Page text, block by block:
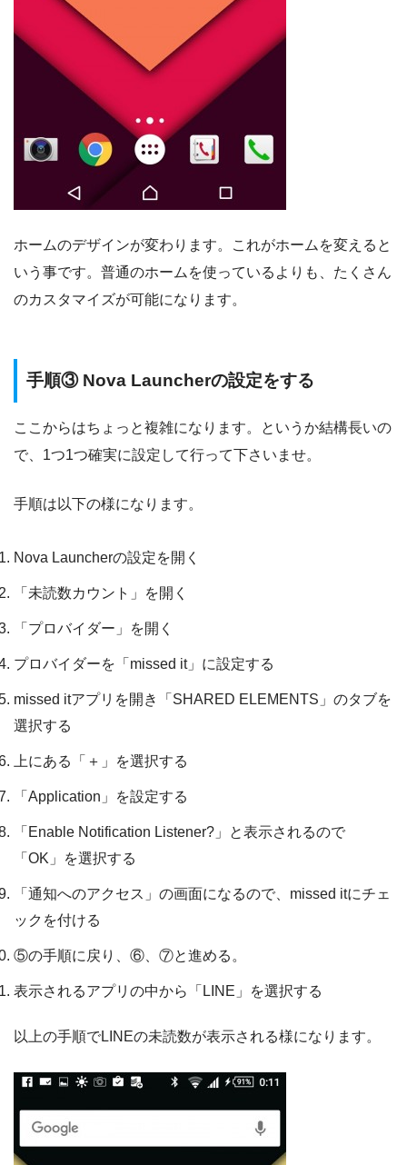
ホームのデザインが変わります。これがホームを変えると
いう事です。普通のホームを使っているよりも、たくさん
のカスタマイズが可能になります。
手順③ Nova Launcherの設定をする
ここからはちょっと複雑になります。というか結構長いの
で、1つ1つ確実に設定して行って下さいませ。
手順は以下の様になります。
Nova Launcherの設定を開く
「未読数カウント」を開く
「プロバイダー」を開く
プロバイダーを「missed it」に設定する
missed itアプリを開き「SHARED ELEMENTS」のタブを
選択する
上にある「＋」を選択する
「Application」を設定する
「Enable Notification Listener?」と表示されるので
「OK」を選択する
「通知へのアクセス」の画面になるので、missed itにチェ
ックを付ける
⑤の手順に戻り、⑥、⑦と進める。
表示されるアプリの中から「LINE」を選択する
以上の手順でLINEの未読数が表示される様になります。